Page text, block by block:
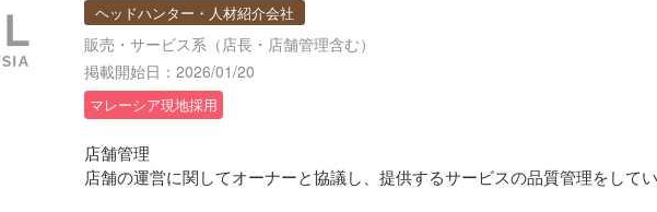
ヘッドハンター・人材紹介会社
販売・サービス系（店長・店舗管理含む）
掲載開始日：2026/01/20
マレーシア現地採用
店舗管理
店舗の運営に関してオーナーと協議し、提供するサービスの品質管理をして